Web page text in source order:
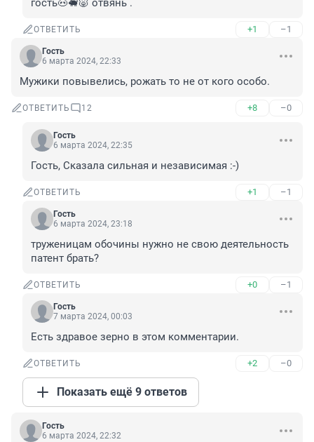
гость🐽🐖🐷 отвянь .
ОТВЕТИТЬ +1 –1
Гость
6 марта 2024, 22:33
Мужики повывелись, рожать то не от кого особо.
ОТВЕТИТЬ 12 +8 –0
Гость
6 марта 2024, 22:35
Гость, Сказала сильная и независимая :-)
ОТВЕТИТЬ +1 –1
Гость
6 марта 2024, 23:18
труженицам обочины нужно не свою деятельность
патент брать?
ОТВЕТИТЬ +0 –1
Гость
7 марта 2024, 00:03
Есть здравое зерно в этом комментарии.
ОТВЕТИТЬ +2 –0
Показать ещё 9 ответов
Гость
6 марта 2024, 22:32